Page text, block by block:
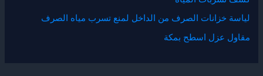
لياسة خزانات الصرف من الداخل لمنع تسرب مياه الصرف
مقاول عزل اسطح بمكة